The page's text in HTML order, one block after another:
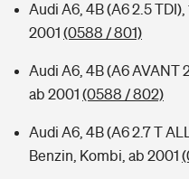
Audi A6, 4B (A6 2.5
2001 (0588 / 801)
Audi A6, 4B (A6 AVANT
ab 2001 (0588 / 802)
Audi A6, 4B (A6 2.7 T
Benzin, Kombi, ab 2001